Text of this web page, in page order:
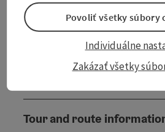
right. You follow this road with
the hiking ...
Display complete description
Tour and route
Zakázať všetky
Individuálne
Povoliť všetky súbory